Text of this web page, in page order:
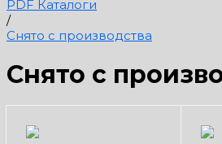
PDF Каталоги
/
Снято с производства
Снято с